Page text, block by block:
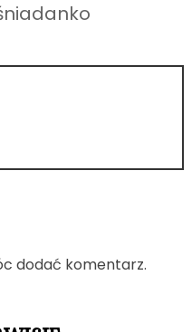
dodać komentarz.